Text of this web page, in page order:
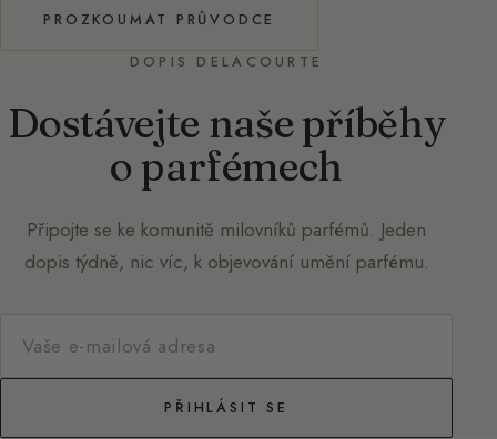
PROZKOUMAT PRŮVODCE
DOPIS DELACOURTE
Dostávejte naše příběhy
o parfémech
Připojte se ke komunitě milovníků parfémů. Jeden
dopis týdně, nic víc, k objevování umění parfému.
PŘIHLÁSIT SE